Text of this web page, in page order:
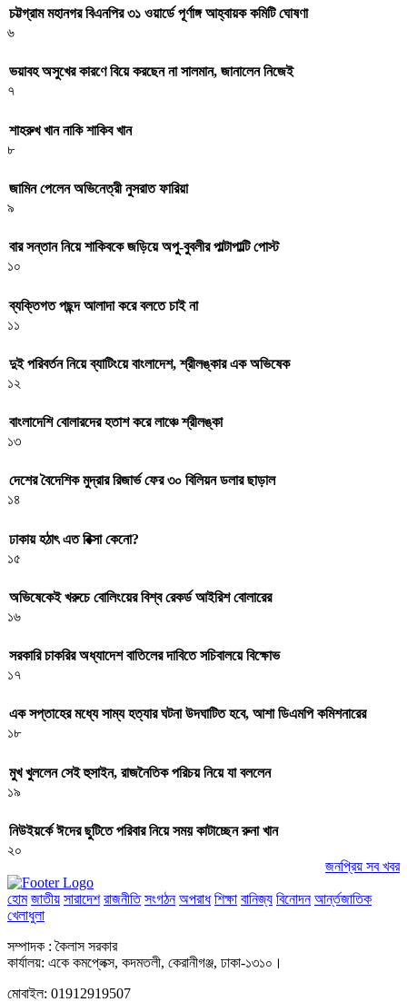
চট্টগ্রাম মহানগর বিএনপির ৩১ ওয়ার্ডে পূর্ণাঙ্গ আহ্বায়ক কমিটি ঘোষণা
৬
ভয়াবহ অসুখের কারণে বিয়ে করছেন না সালমান, জানালেন নিজেই
৭
শাহরুখ খান নাকি শাকিব খান
৮
জামিন পেলেন অভিনেত্রী নুসরাত ফারিয়া
৯
বার সন্তান নিয়ে শাকিবকে জড়িয়ে অপু-বুবলীর পাল্টাপাল্টি পোস্ট
১০
ব্যক্তিগত পছন্দ আলাদা করে বলতে চাই না
১১
দুই পরিবর্তন নিয়ে ব্যাটিংয়ে বাংলাদেশ, শ্রীলঙ্কার এক অভিষেক
১২
বাংলাদেশি বোলারদের হতাশ করে লাঞ্চে শ্রীলঙ্কা
১৩
দেশের বৈদেশিক মুদ্রার রিজার্ভ ফের ৩০ বিলিয়ন ডলার ছাড়াল
১৪
ঢাকায় হঠাৎ এত রিক্সা কেনো?
১৫
অভিষেকেই খরুচে বোলিংয়ের বিশ্ব রেকর্ড আইরিশ বোলারের
১৬
সরকারি চাকরির অধ্যাদেশ বাতিলের দাবিতে সচিবালয়ে বিক্ষোভ
১৭
এক সপ্তাহের মধ্যে সাম্য হত্যার ঘটনা উদঘাটিত হবে, আশা ডিএমপি কমিশনারের
১৮
মুখ খুললেন সেই হুসাইন, রাজনৈতিক পরিচয় নিয়ে যা বললেন
১৯
নিউইয়র্কে ঈদের ছুটিতে পরিবার নিয়ে সময় কাটাচ্ছেন রুনা খান
২০
জনপ্রিয় সব খবর
হোম জাতীয় সারাদেশ রাজনীতি সংগঠন অপরাধ শিক্ষা বানিজ্য বিনোদন আর্ন্তজাতিক
খেলাধুলা
সম্পাদক : কৈলাস সরকার
কার্যালয়: একে কমপ্লেক্স, কদমতলী, কেরানীগঞ্জ, ঢাকা-১৩১০।
মোবাইল: 01912919507